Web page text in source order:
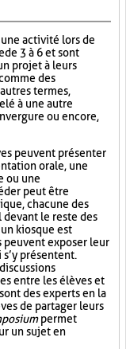
une activité lors de
de 3 à 6 et sont
projet à leurs
des
termes,
à une autre
ou encore,
peuvent présenter
orale, une
ou une
peut être
chacune des
le reste des
kiosque est
peuvent exposer leur
présentent.
entre les élèves et
des experts en la
de partager leurs
permet
un sujet en